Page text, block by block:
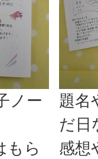
ノー
もら
題名
だ日
感想